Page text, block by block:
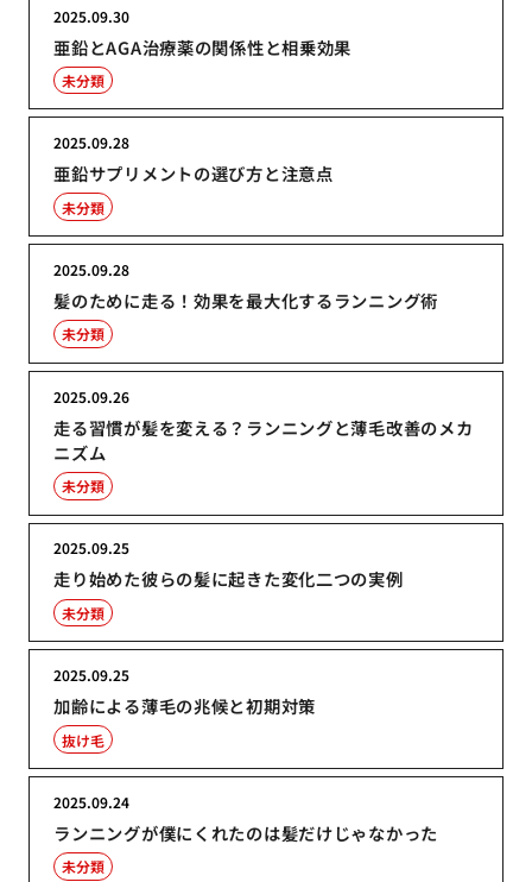
亜鉛とAGA治療薬の関係性と相乗効果
2025.09.30
未分類
亜鉛サプリメントの選び方と注意点
2025.09.28
未分類
髪のために走る！効果を最大化するランニング術
2025.09.28
未分類
走る習慣が髪を変える？ランニングと薄毛改善のメカ
ニズム
2025.09.26
未分類
走り始めた彼らの髪に起きた変化二つの実例
2025.09.25
未分類
加齢による薄毛の兆候と初期対策
2025.09.25
抜け毛
ランニングが僕にくれたのは髪だけじゃなかった
2025.09.24
未分類